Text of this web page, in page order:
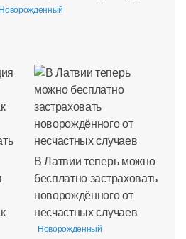
Новорожденный
В Латвии теперь можно
бесплатно застраховать
новорождённого от
несчастных случаев
Новорожденный